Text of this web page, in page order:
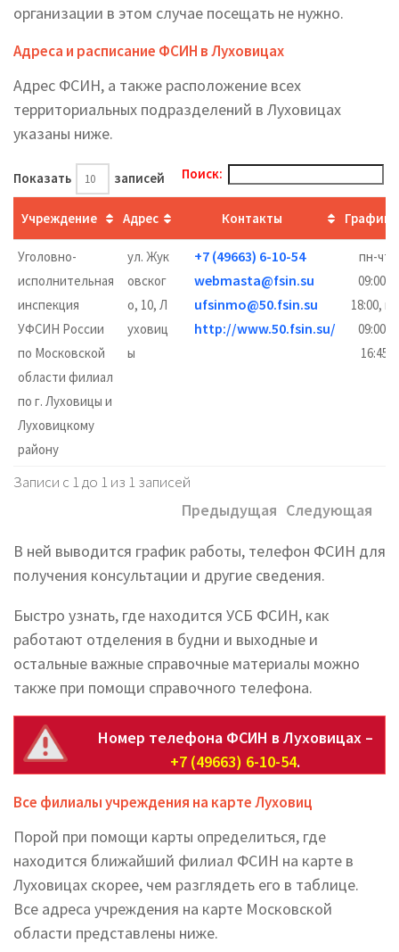
организации в этом случае посещать не нужно.
Адреса и расписание ФСИН в Луховицах
Адрес ФСИН, а также расположение всех
территориальных подразделений в Луховицах
указаны ниже.
Показать записей Поиск:
Учреждение Адрес Контакты График
Уголовно-
исполнительная
инспекция
УФСИН России
по Московской
области филиал
по г. Луховицы и
Луховицкому
району
ул. Жук
овског
о, 10, Л
уховиц
ы
+7 (49663) 6-10-54
webmasta@fsin.su
ufsinmo@50.fsin.su
http://www.50.fsin.su/
пн-чт
09:00–
18:00, пт
09:00–
16:45
Записи с 1 до 1 из 1 записей
Предыдущая Следующая
В ней выводится график работы, телефон ФСИН для
получения консультации и другие сведения.
Быстро узнать, где находится УСБ ФСИН, как
работают отделения в будни и выходные и
остальные важные справочные материалы можно
также при помощи справочного телефона.
Номер телефона ФСИН в Луховицах –
+7 (49663) 6-10-54.
Все филиалы учреждения на карте Луховиц
Порой при помощи карты определиться, где
находится ближайший филиал ФСИН на карте в
Луховицах скорее, чем разглядеть его в таблице.
Все адреса учреждения на карте Московской
области представлены ниже.